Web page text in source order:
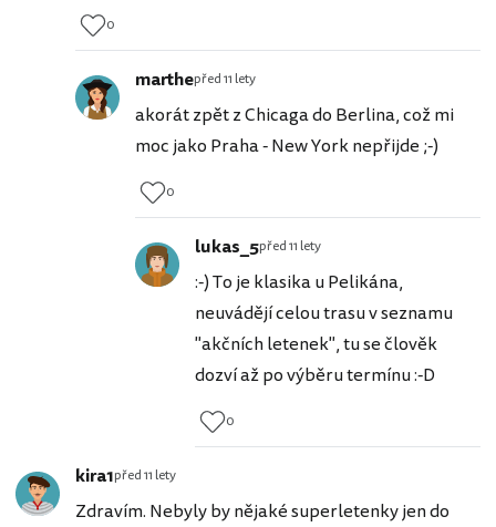
0
marthepřed 11 lety
akorát zpět z Chicaga do Berlina, což mi
moc jako Praha - New York nepřijde ;-)
0
lukas_5před 11 lety
:-) To je klasika u Pelikána,
neuvádějí celou trasu v seznamu
"akčních letenek", tu se člověk
dozví až po výběru termínu :-D
0
kira1před 11 lety
Zdravím. Nebyly by nějaké superletenky jen do